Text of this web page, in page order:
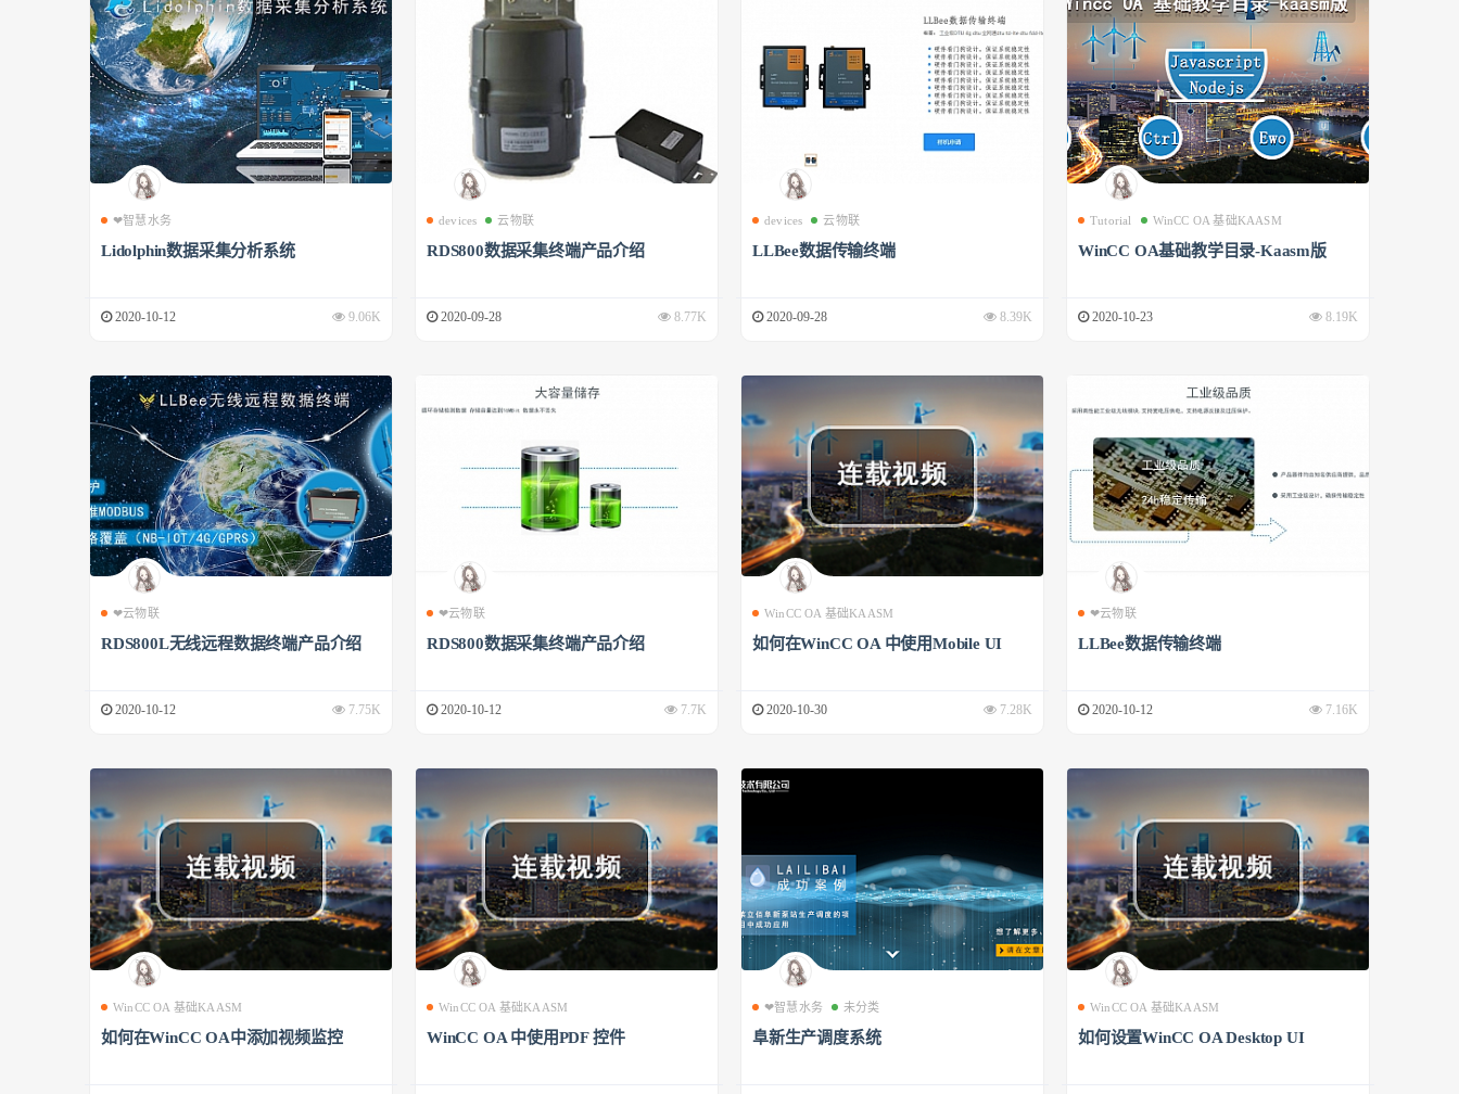
❤智慧水务
Lidolphin数据采集分析系统
2020-10-12 9.06K
devices 云物联
RDS800数据采集终端产品介绍
2020-09-28 8.77K
devices 云物联
LLBee数据传输终端
2020-09-28 8.39K
Tutorial WinCC OA 基础KAASM
WinCC OA基础教学目录-Kaasm版
2020-10-23 8.19K
❤云物联
RDS800L无线远程数据终端产品介绍
2020-10-12 7.75K
❤云物联
RDS800数据采集终端产品介绍
2020-10-12 7.7K
WinCC OA 基础KAASM
如何在WinCC OA 中使用Mobile UI
2020-10-30 7.28K
❤云物联
LLBee数据传输终端
2020-10-12 7.16K
WinCC OA 基础KAASM
如何在WinCC OA中添加视频监控
WinCC OA 基础KAASM
WinCC OA 中使用PDF 控件
❤智慧水务 未分类
阜新生产调度系统
WinCC OA 基础KAASM
如何设置WinCC OA Desktop UI